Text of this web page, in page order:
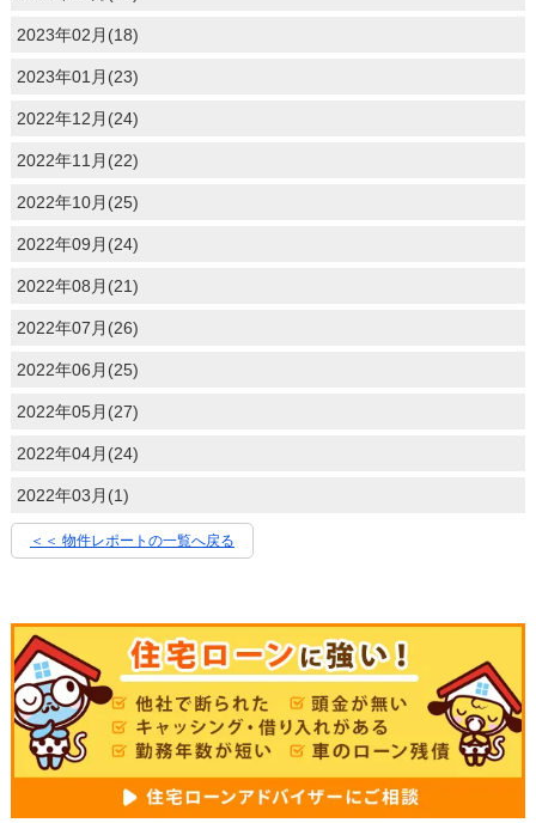
2023年02月(18)
2023年01月(23)
2022年12月(24)
2022年11月(22)
2022年10月(25)
2022年09月(24)
2022年08月(21)
2022年07月(26)
2022年06月(25)
2022年05月(27)
2022年04月(24)
2022年03月(1)
＜＜ 物件レポートの一覧へ戻る